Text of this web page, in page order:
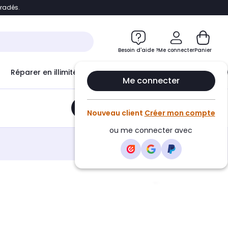
Accéder directement au chatbot
Besoin d'aide ?Me connecter
Me connecter
Nouveau client Créer mon compte
ou me connecter avec
Panier
Réparer en illimité avec Le Club Infinity
Ajouter au panier